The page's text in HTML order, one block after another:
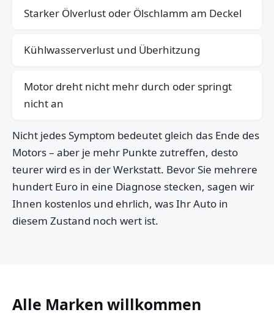
Starker Ölverlust oder Ölschlamm am Deckel
Kühlwasserverlust und Überhitzung
Motor dreht nicht mehr durch oder springt
nicht an
Nicht jedes Symptom bedeutet gleich das Ende des
Motors – aber je mehr Punkte zutreffen, desto
teurer wird es in der Werkstatt. Bevor Sie mehrere
hundert Euro in eine Diagnose stecken, sagen wir
Ihnen kostenlos und ehrlich, was Ihr Auto in
diesem Zustand noch wert ist.
Alle Marken willkommen